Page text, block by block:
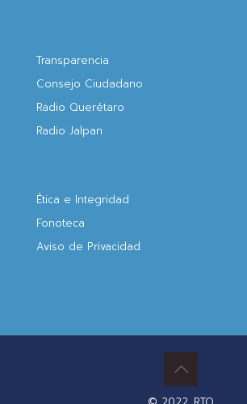
Transparencia
Consejo Ciudadano
Radio Querétaro
Radio Jalpan
Ética e Integridad
Fonoteca
Aviso de Privacidad